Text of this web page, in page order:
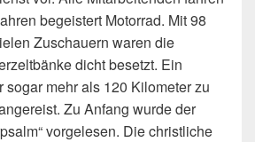
begeistert Motorrad. Mit 98
Zuschauern waren die
dicht besetzt. Ein
sogar mehr als 120 Kilometer zu
Zu Anfang wurde der
vorgelesen. Die christliche